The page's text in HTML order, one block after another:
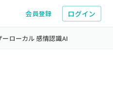
会員登録 ログイン
ーローカル 感情認識AI